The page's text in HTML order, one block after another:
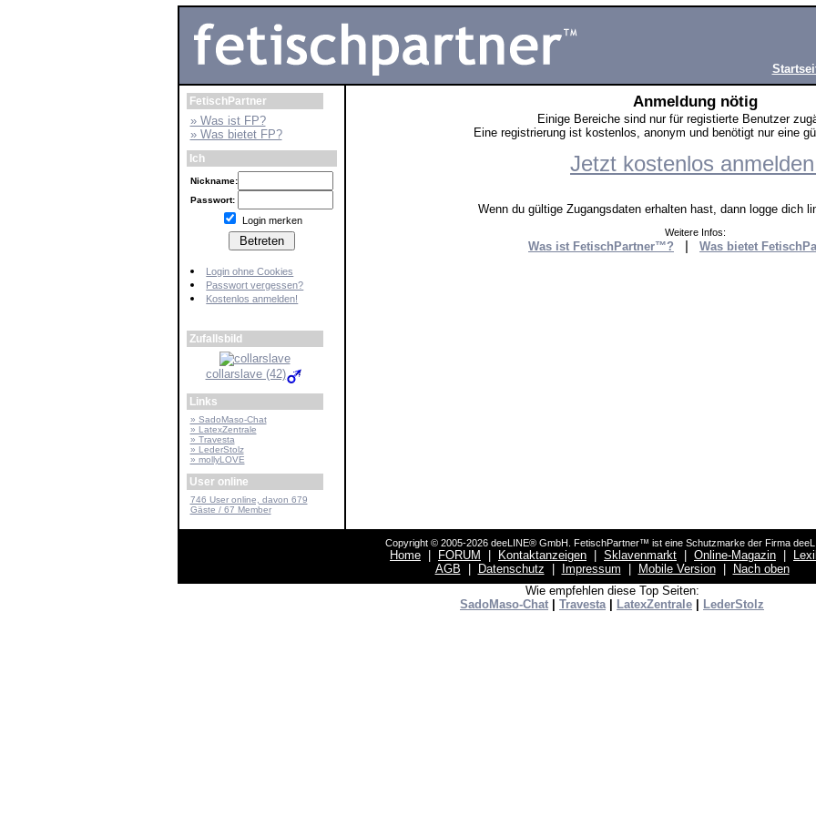
FetischPartner
» Was ist FP?
» Was bietet FP?
Ich
Nickname:
Passwort:
Login merken
Login ohne Cookies
Passwort vergessen?
Kostenlos anmelden!
Zufallsbild
collarslave (42)
Links
» SadoMaso-Chat
» LatexZentrale
» Travesta
» LederStolz
» mollyLOVE
User online
746 User online, davon 679
Gäste / 67 Member
Anmeldung nötig
Einige Bereiche sind nur für registierte Benutzer
Eine registrierung ist kostenlos, anonym und benötigt nur eine
Jetzt kostenlos
Wenn du gültige Zugangsdaten erhalten hast, dann logge dich
Weitere Infos:
Was ist FetischPartner™? | Was bietet
Copyright © 2005-2026 deeLINE® GmbH. FetischPartner™ ist eine Schutzmarke der Firma
Home FORUM Kontaktanzeigen Sklavenmarkt Online-Magazin
AGB
Datenschutz Impressum Mobile Version|
Nach oben
Wie empfehlen diese Top Seiten:
SadoMaso-Chat
Travesta| LatexZentrale LederStolz